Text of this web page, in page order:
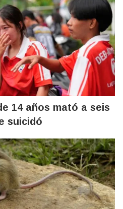
14 años mató a seis
suicidó